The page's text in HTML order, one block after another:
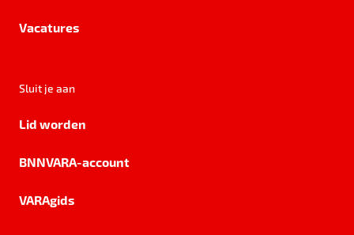
Vacatures
Sluit je aan
Lid worden
BNNVARA-account
VARAgids